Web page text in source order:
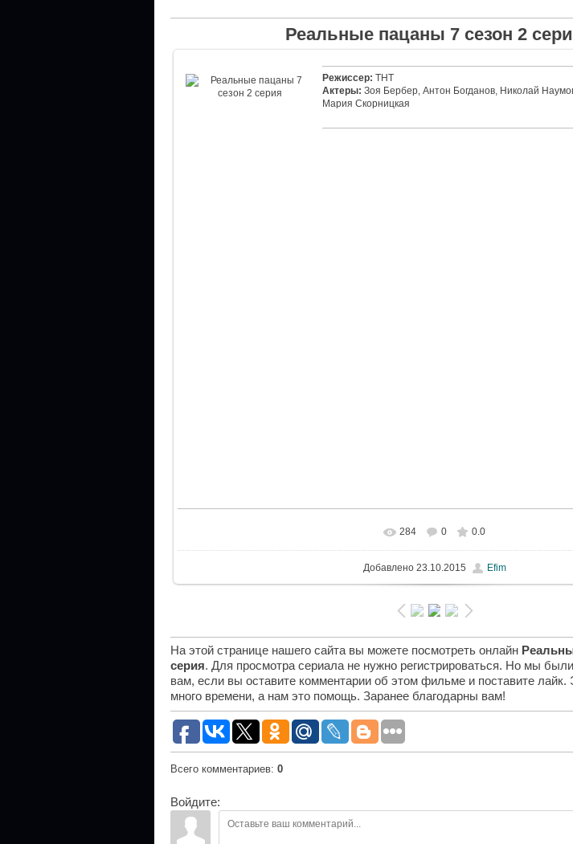
Реальные пацаны 7 сезон 2
Режиссер: ТНТ
Актеры: Зоя Бербер, Антон Богданов, Николай
Мария Скорницкая
284 0 0.0
Добавлено23.10.2015 Efim
На этой странице нашего сайта вы можете посмотреть онлайн
серия. Для просмотра сериала не нужно регистрироваться. Но мы
вам, если вы оставите комментарии об этом фильме и поставите лайк.
много времени, а нам это помощь. Заранее благодарны вам!
Всего комментариев: 0
Войдите: